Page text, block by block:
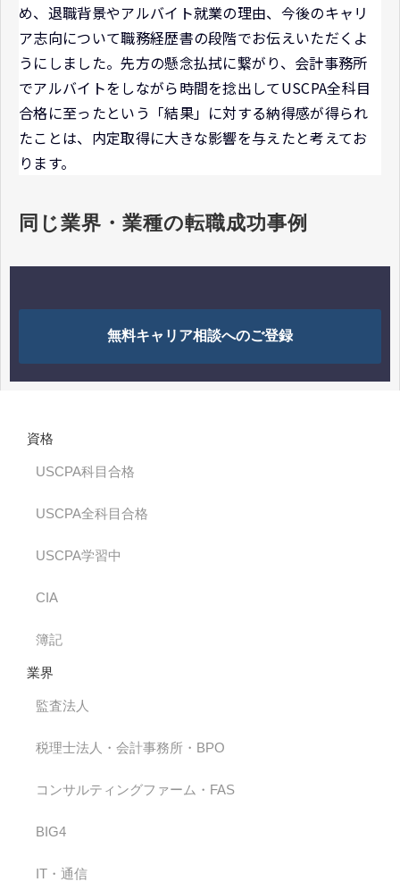
め、退職背景やアルバイト就業の理由、今後のキャリ
ア志向について職務経歴書の段階でお伝えいただくよ
うにしました。先方の懸念払拭に繋がり、会計事務所
でアルバイトをしながら時間を捻出してUSCPA全科目
合格に至ったという「結果」に対する納得感が得られ
たことは、内定取得に大きな影響を与えたと考えてお
ります。
同じ業界・業種の転職成功事例
無料キャリア相談へのご登録
資格
USCPA科目合格
USCPA全科目合格
USCPA学習中
CIA
簿記
業界
監査法人
税理士法人・会計事務所・BPO
コンサルティングファーム・FAS
BIG4
IT・通信